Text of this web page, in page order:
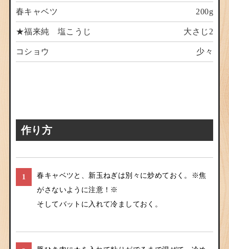
春キャベツ 200g
★福来純 塩こうじ 大さじ2
コショウ 少々
作り方
1
春キャベツと、新玉ねぎは別々に炒めておく。※焦
がさないように注意！※
そしてバットに入れて冷ましておく。